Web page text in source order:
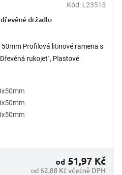
Kód: L23515
dřevěné držadlo
Profilová litinové ramena s
rukojet´, Plastové
od 62,88 Kč včetně DPH
od 51,97 Kč